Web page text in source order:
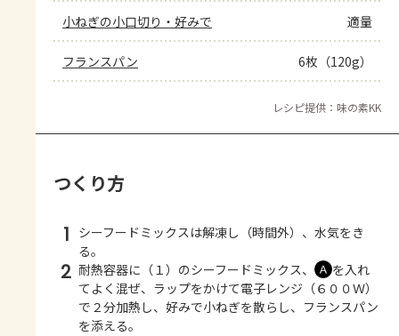
小ねぎの小口切り・好みで 適量
フランスパン 6枚（120g）
レシピ提供：味の素KK
つくり方
1 シーフードミックスは解凍し（時間外）、水気をき
る。
2 耐熱容器に（１）のシーフードミックス、 Ａ を入れ
てよく混ぜ、ラップをかけて電子レンジ（６００Ｗ）
で２分加熱し、好みで小ねぎを散らし、フランスパン
を添える。